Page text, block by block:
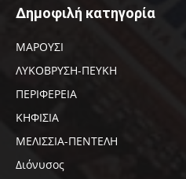
Δημοφιλή κατηγορία
ΜΑΡΟΥΣΙ
ΛΥΚΟΒΡΥΣΗ-ΠΕΥΚΗ
ΠΕΡΙΦΕΡΕΙΑ
ΚΗΦΙΣΙΑ
ΜΕΛΙΣΣΙΑ-ΠΕΝΤΕΛΗ
Διόνυσος